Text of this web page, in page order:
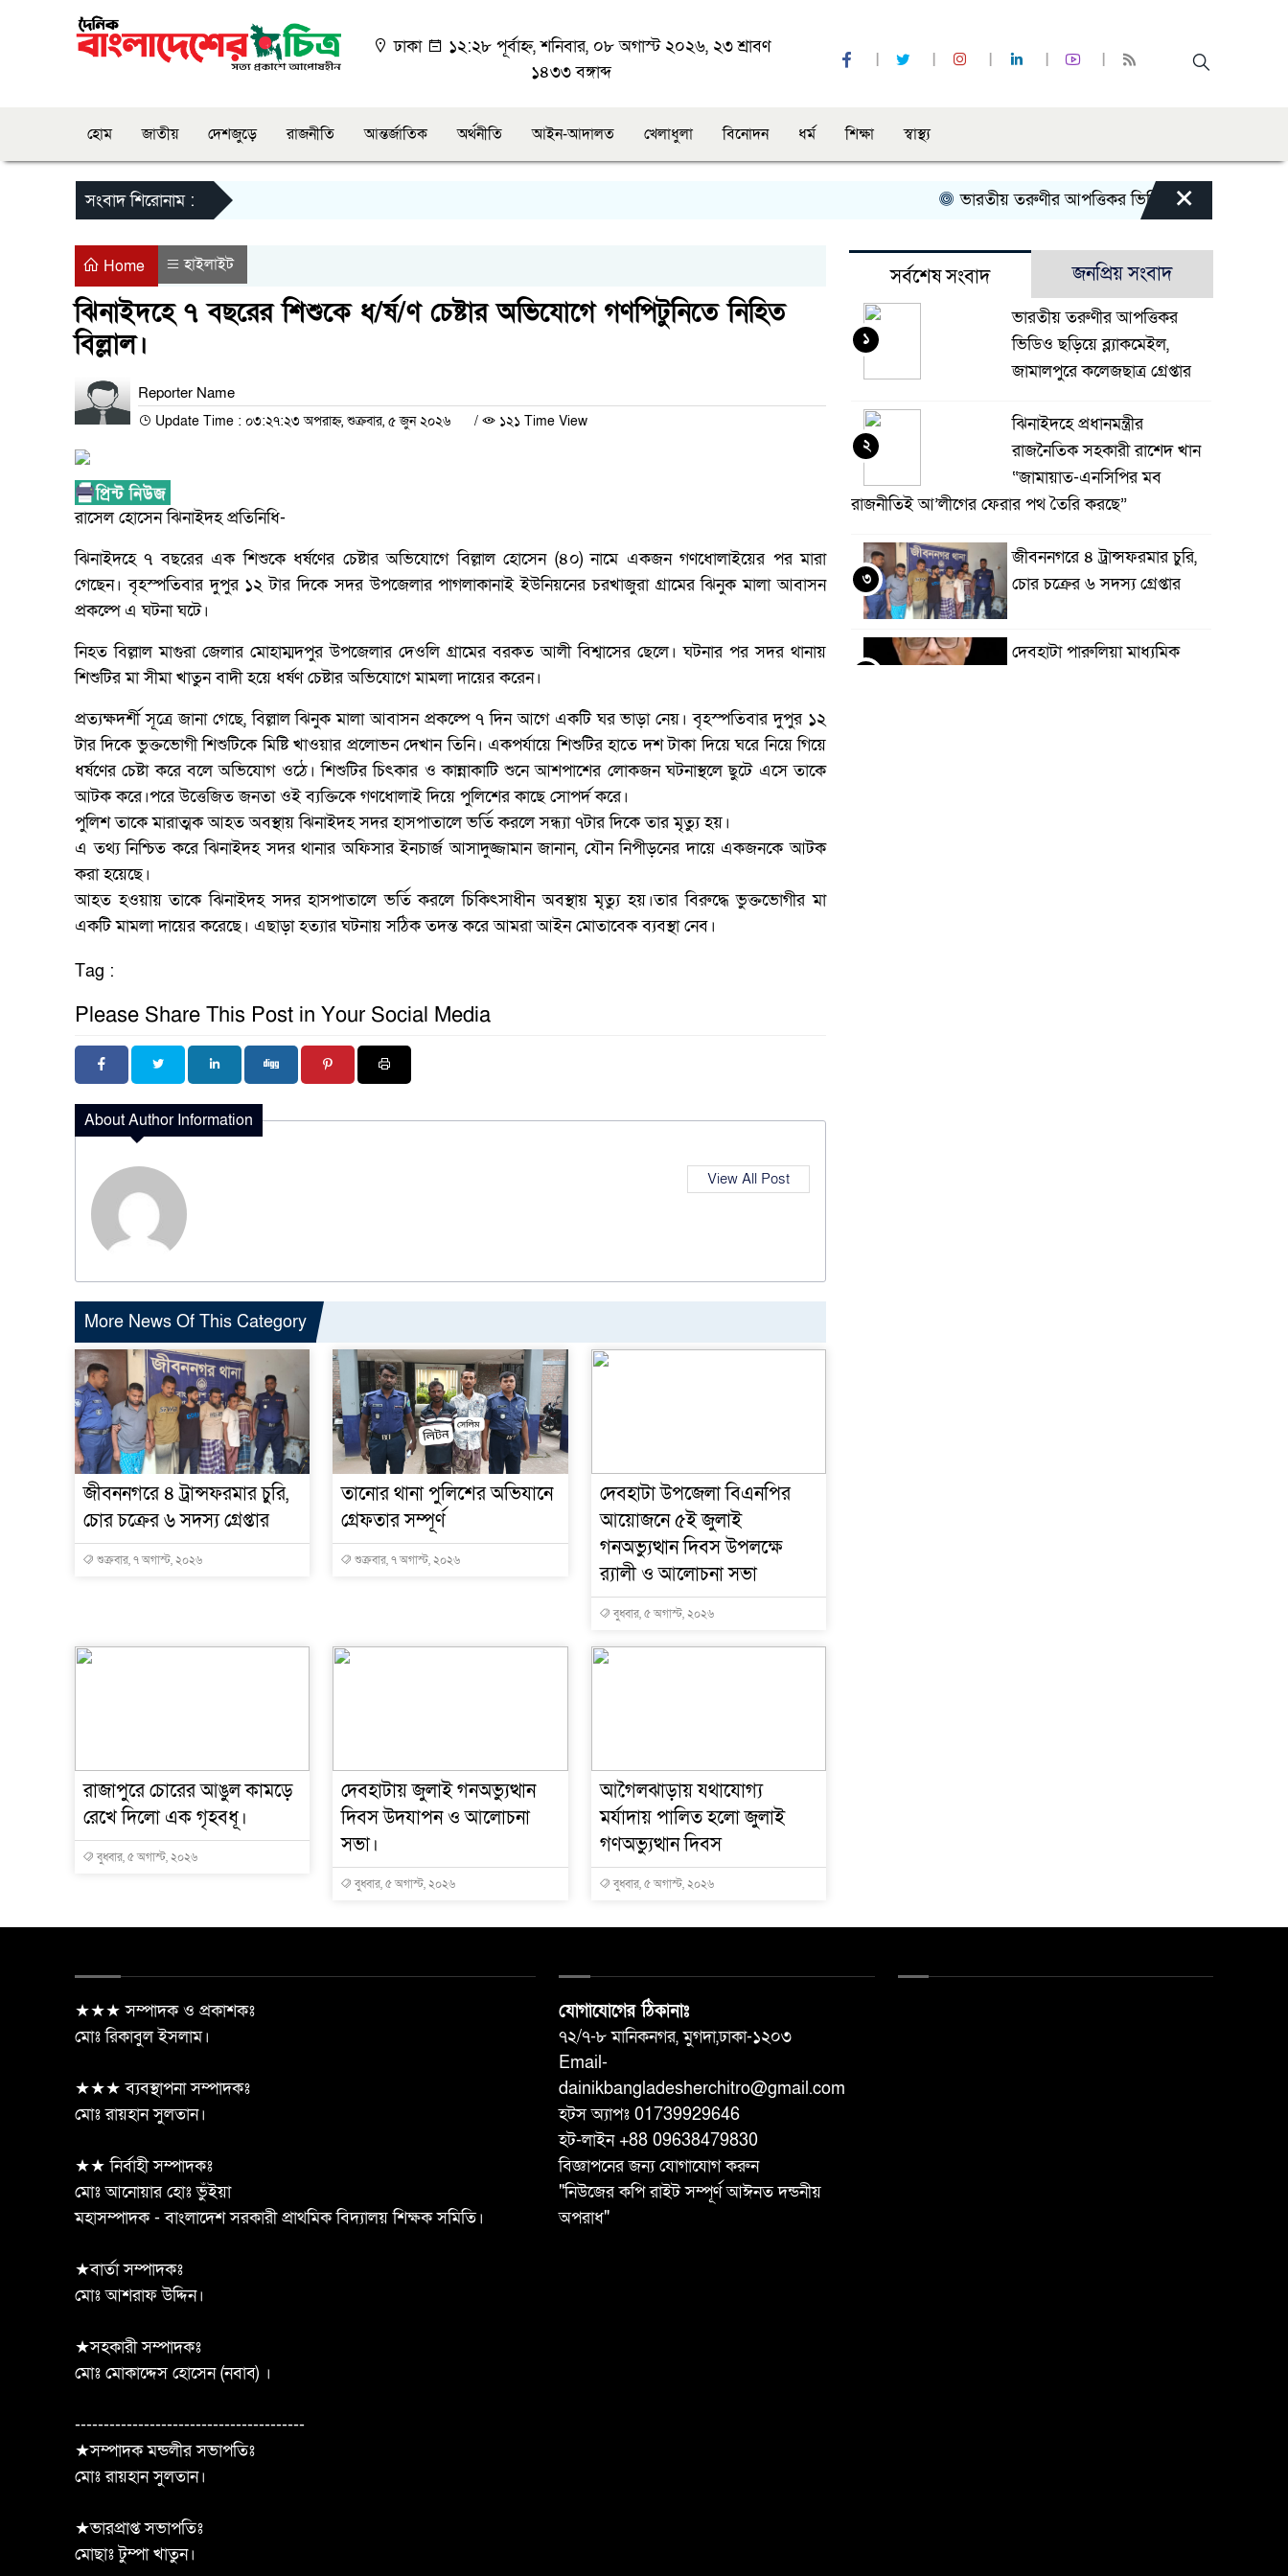
ঢাকা
১২:২৮ পূর্বাহ্ন, শনিবার, ০৮ অগাস্ট ২০২৬, ২৩ শ্রাবণ
১৪৩৩ বঙ্গাব্দ
হোম জাতীয় দেশজুড়ে রাজনীতি আন্তর্জাতিক অর্থনীতি আইন-আদালত খেলাধুলা বিনোদন ধর্ম শিক্ষা স্বাস্থ্য
সংবাদ শিরোনাম : ভারতীয় তরুণীর আপত্তিকর ভিডিও ছড়িয়ে ব্ল্যাকমেইল,
×
Home হাইলাইট
ঝিনাইদহে ৭ বছরের শিশুকে ধ/র্ষ/ণ চেষ্টার অভিযোগে গণপিটুনিতে নিহিত
বিল্লাল।
Reporter Name
Update Time : ০৩:২৭:২৩ অপরাহ্ন, শুক্রবার, ৫ জুন ২০২৬ / ১২১ Time View
রাসেল হোসেন ঝিনাইদহ প্রতিনিধি-
ঝিনাইদহে ৭ বছরের এক শিশুকে ধর্ষণের চেষ্টার অভিযোগে বিল্লাল হোসেন (৪০) নামে একজন গণধোলাইয়ের পর মারা
গেছেন। বৃহস্পতিবার দুপুর ১২ টার দিকে সদর উপজেলার পাগলাকানাই ইউনিয়নের চরখাজুরা গ্রামের ঝিনুক মালা আবাসন
প্রকল্পে এ ঘটনা ঘটে।
নিহত বিল্লাল মাগুরা জেলার মোহাম্মদপুর উপজেলার দেওলি গ্রামের বরকত আলী বিশ্বাসের ছেলে। ঘটনার পর সদর থানায়
শিশুটির মা সীমা খাতুন বাদী হয়ে ধর্ষণ চেষ্টার অভিযোগে মামলা দায়ের করেন।
প্রত্যক্ষদর্শী সূত্রে জানা গেছে, বিল্লাল ঝিনুক মালা আবাসন প্রকল্পে ৭ দিন আগে একটি ঘর ভাড়া নেয়। বৃহস্পতিবার দুপুর ১২
টার দিকে ভুক্তভোগী শিশুটিকে মিষ্টি খাওয়ার প্রলোভন দেখান তিনি। একপর্যায়ে শিশুটির হাতে দশ টাকা দিয়ে ঘরে নিয়ে গিয়ে
ধর্ষণের চেষ্টা করে বলে অভিযোগ ওঠে। শিশুটির চিৎকার ও কান্নাকাটি শুনে আশপাশের লোকজন ঘটনাস্থলে ছুটে এসে তাকে
আটক করে।পরে উত্তেজিত জনতা ওই ব্যক্তিকে গণধোলাই দিয়ে পুলিশের কাছে সোপর্দ করে।
পুলিশ তাকে মারাত্মক আহত অবস্থায় ঝিনাইদহ সদর হাসপাতালে ভর্তি করলে সন্ধ্যা ৭টার দিকে তার মৃত্যু হয়।
এ তথ্য নিশ্চিত করে ঝিনাইদহ সদর থানার অফিসার ইনচার্জ আসাদুজ্জামান জানান, যৌন নিপীড়নের দায়ে একজনকে আটক
করা হয়েছে।
আহত হওয়ায় তাকে ঝিনাইদহ সদর হাসপাতালে ভর্তি করলে চিকিৎসাধীন অবস্থায় মৃত্যু হয়।তার বিরুদ্ধে ভুক্তভোগীর মা
একটি মামলা দায়ের করেছে। এছাড়া হত্যার ঘটনায় সঠিক তদন্ত করে আমরা আইন মোতাবেক ব্যবস্থা নেব।
Tag :
Please Share This Post in Your Social Media
About Author Information
View All Post
More News Of This Category
জীবননগরে ৪ ট্রান্সফরমার চুরি,
চোর চক্রের ৬ সদস্য গ্রেপ্তার
শুক্রবার, ৭ অগাস্ট, ২০২৬
তানোর থানা পুলিশের অভিযানে
গ্রেফতার সম্পূর্ণ
শুক্রবার, ৭ অগাস্ট, ২০২৬
দেবহাটা উপজেলা বিএনপির
আয়োজনে ৫ই জুলাই
গনঅভ্যুত্থান দিবস উপলক্ষে
র‍্যালী ও আলোচনা সভা
বুধবার, ৫ অগাস্ট, ২০২৬
রাজাপুরে চোরের আঙুল কামড়ে
রেখে দিলো এক গৃহবধূ।
বুধবার, ৫ অগাস্ট, ২০২৬
দেবহাটায় জুলাই গনঅভ্যুত্থান
দিবস উদযাপন ও আলোচনা
সভা।
বুধবার, ৫ অগাস্ট, ২০২৬
আগৈলঝাড়ায় যথাযোগ্য
মর্যাদায় পালিত হলো জুলাই
গণঅভ্যুত্থান দিবস
বুধবার, ৫ অগাস্ট, ২০২৬
সর্বশেষ সংবাদ জনপ্রিয় সংবাদ
ভারতীয় তরুণীর আপত্তিকর
ভিডিও ছড়িয়ে ব্ল্যাকমেইল,
জামালপুরে কলেজছাত্র গ্রেপ্তার
১
ঝিনাইদহে প্রধানমন্ত্রীর
রাজনৈতিক সহকারী রাশেদ খান
“জামায়াত-এনসিপির মব
রাজনীতিই আ’লীগের ফেরার পথ তৈরি করছে”
২
জীবননগরে ৪ ট্রান্সফরমার চুরি,
চোর চক্রের ৬ সদস্য গ্রেপ্তার
৩
দেবহাটা পারুলিয়া মাধ্যমিক
★★★ সম্পাদক ও প্রকাশকঃ
মোঃ রিকাবুল ইসলাম।
★★★ ব্যবস্থাপনা সম্পাদকঃ
মোঃ রায়হান সুলতান।
★★ নির্বাহী সম্পাদকঃ
মোঃ আনোয়ার হোঃ ভুঁইয়া
মহাসম্পাদক - বাংলাদেশ সরকারী প্রাথমিক বিদ্যালয় শিক্ষক সমিতি।
★বার্তা সম্পাদকঃ
মোঃ আশরাফ উদ্দিন।
★সহকারী সম্পাদকঃ
মোঃ মোকাদ্দেস হোসেন (নবাব) ।
----------------------------------------
★সম্পাদক মন্ডলীর সভাপতিঃ
মোঃ রায়হান সুলতান।
★ভারপ্রাপ্ত সভাপতিঃ
মোছাঃ টুম্পা খাতুন।
যোগাযোগের ঠিকানাঃ
৭২/৭-৮ মানিকনগর, মুগদা,ঢাকা-১২০৩
Email-
dainikbangladesherchitro@gmail.com
হটস অ্যাপঃ 01739929646
হট-লাইন +88 09638479830
বিজ্ঞাপনের জন্য যোগাযোগ করুন
"নিউজের কপি রাইট সম্পূর্ণ আঈনত দন্ডনীয়
অপরাধ"